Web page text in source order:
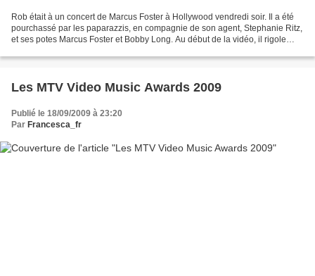
Rob était à un concert de Marcus Foster à Hollywood vendredi soir. Il a été
pourchassé par les paparazzis, en compagnie de son agent, Stephanie Ritz,
et ses potes Marcus Foster et Bobby Long. Au début de la vidéo, il rigole
Les MTV Video Music Awards 2009
Publié le 18/09/2009 à 23:20
Par Francesca_fr